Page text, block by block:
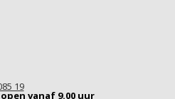
19
open vanaf 9.00 uur